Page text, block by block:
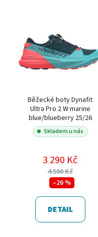
Běžecké boty Dynafit
Ultra Pro 2 W marine
blue/blueberry 25/26
Skladem u nás
3 290 Kč
4 500 Kč
–26 %
DETAIL